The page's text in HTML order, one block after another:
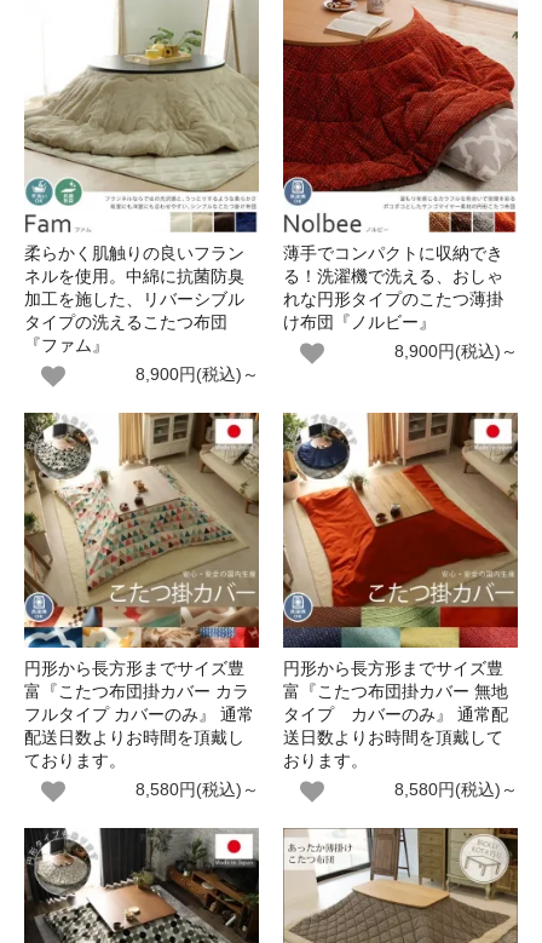
柔らかく肌触りの良いフラン
ネルを使用。中綿に抗菌防臭
加工を施した、リバーシブル
タイプの洗えるこたつ布団
『ファム』
8,900円(税込)～
薄手でコンパクトに収納でき
る！洗濯機で洗える、おしゃ
れな円形タイプのこたつ薄掛
け布団『ノルビー』
8,900円(税込)～
円形から長方形までサイズ豊
富『こたつ布団掛カバー カラ
フルタイプ カバーのみ』 通常
配送日数よりお時間を頂戴し
ております。
8,580円(税込)～
円形から長方形までサイズ豊
富『こたつ布団掛カバー 無地
タイプ カバーのみ』 通常配
送日数よりお時間を頂戴して
おります。
8,580円(税込)～